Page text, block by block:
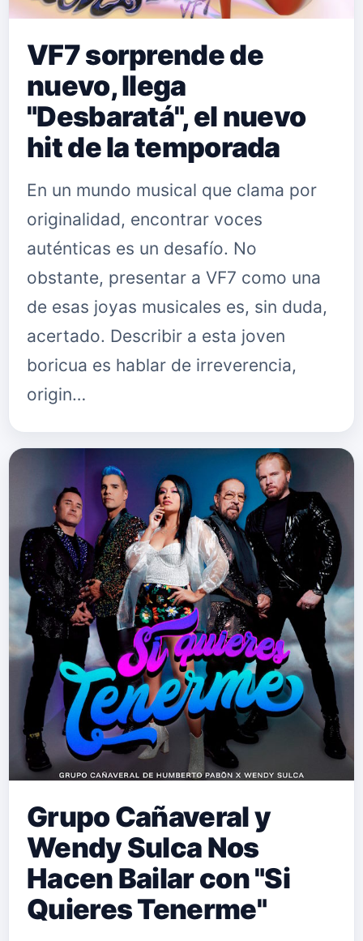
VF7 sorprende de
nuevo, llega
"Desbaratá", el nuevo
hit de la temporada
En un mundo musical que clama por
originalidad, encontrar voces
auténticas es un desafío. No
obstante, presentar a VF7 como una
de esas joyas musicales es, sin duda,
acertado. Describir a esta joven
boricua es hablar de irreverencia,
origin…
Grupo Cañaveral y
Wendy Sulca Nos
Hacen Bailar con "Si
Quieres Tenerme"